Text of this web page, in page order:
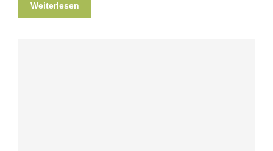
Weiterlesen